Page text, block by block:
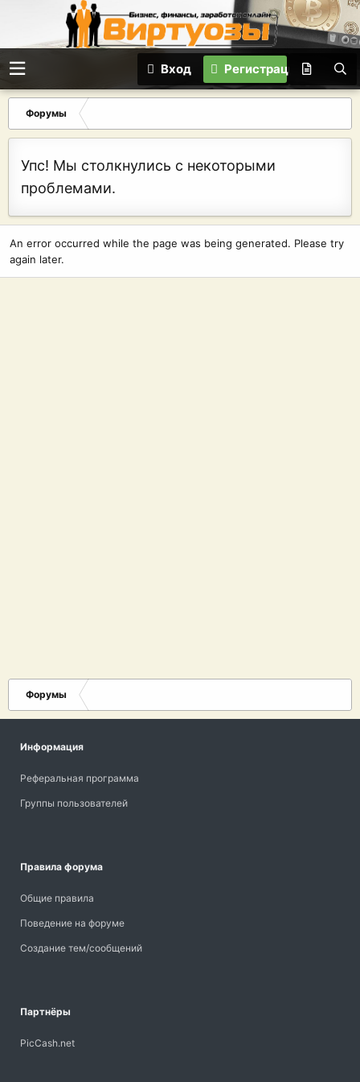
Вход Регистрация
Форумы
Упс! Мы столкнулись с некоторыми
проблемами.
An error occurred while the page was being generated. Please try
again later.
Форумы
Информация
Реферальная программа
Группы пользователей
Правила форума
Общие правила
Поведение на форуме
Создание тем/сообщений
Партнёры
PicCash.net